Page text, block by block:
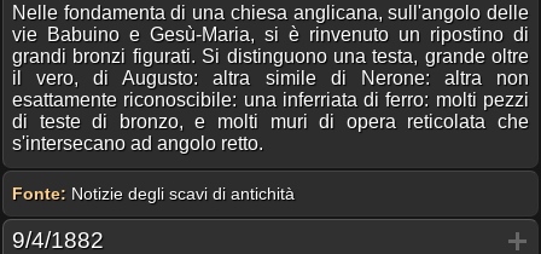
Nelle fondamenta di una chiesa anglicana, sull'angolo delle
vie Babuino e Gesù-Maria, si è rinvenuto un ripostino di
grandi bronzi figurati. Si distinguono una testa, grande oltre
il vero, di Augusto: altra simile di Nerone: altra non
esattamente riconoscibile: una inferriata di ferro: molti pezzi
di teste di bronzo, e molti muri di opera reticolata che
s'intersecano ad angolo retto.
Fonte: Notizie degli scavi di antichità
9/4/1882